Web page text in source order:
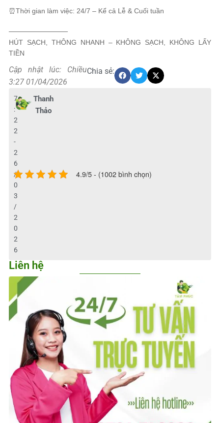
⏰Thời gian làm việc: 24/7 – Kể cả Lễ & Cuối tuần
────────────
HÚT SẠCH, THÔNG NHANH – KHÔNG SẠCH, KHÔNG LẤY
TIỀN
Cập nhật lúc: Chiều
3:27 01/04/2026
Chia sẻ:
Thanh
Thảo
7
:
2
2
-
2
6
/
0
3
/
2
0
2
6
4.9/5 - (1002 bình chọn)
Liên hệ